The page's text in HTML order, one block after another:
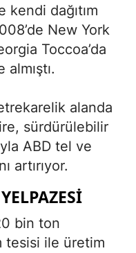
kendi dağıtım
New York
Toccoa’da
alanda
sürdürülebilir
ABD tel ve
artırıyor.
bin ton
tesisi ile üretim